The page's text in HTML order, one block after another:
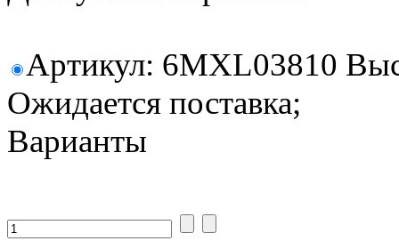
Артикул: 6MXL03810
Ожидается поставка;
Варианты